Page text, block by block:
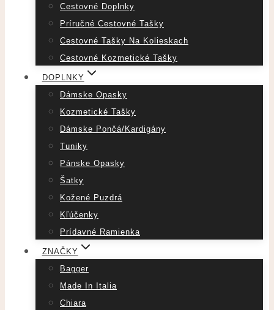
Cestovné Doplnky
Príručné Cestovné Tašky
Cestovné Tašky Na Kolieskach
Cestovné Kozmetické Tašky
DOPLNKY
Dámske Opasky
Kozmetické Tašky
Dámske Pončá/Kardigány
Tuniky
Pánske Opasky
Šatky
Kožené Puzdrá
Kľúčenky
Prídavné Ramienka
ZNAČKY
Bagger
Made In Italia
Chiara